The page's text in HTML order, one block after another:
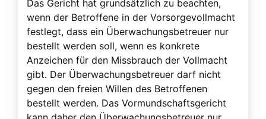
Das Gericht hat grundsätzlich zu beachten,
wenn der Betroffene in der Vorsorgevollmacht
festlegt, dass ein Überwachungsbetreuer nur
bestellt werden soll, wenn es konkrete
Anzeichen für den Missbrauch der Vollmacht
gibt. Der Überwachungsbetreuer darf nicht
gegen den freien Willen des Betroffenen
bestellt werden. Das Vormundschaftsgericht
Beteiligte
Betreuerbestellung
Betreuervergütung
Betreuung
Betreuung in Österreich